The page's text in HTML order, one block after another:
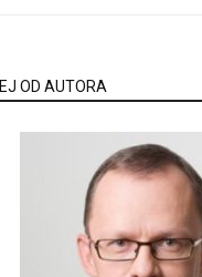
OD AUTORA